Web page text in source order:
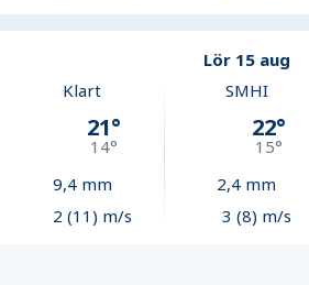
Lör 15 aug
Klart
21°
14°
9,4mm
2 (11) m/s
SMHI
22°
15°
2,4 mm
3 (8) m/s